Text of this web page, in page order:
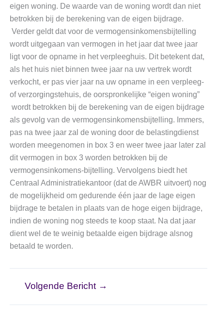
eigen woning. De waarde van de woning wordt dan niet
betrokken bij de berekening van de eigen bijdrage.
Verder geldt dat voor de vermogensinkomensbijtelling
wordt uitgegaan van vermogen in het jaar dat twee jaar
ligt voor de opname in het verpleeghuis. Dit betekent dat,
als het huis niet binnen twee jaar na uw vertrek wordt
verkocht, er pas vier jaar na uw opname in een verpleeg-
of verzorgingstehuis, de oorspronkelijke “eigen woning”
wordt betrokken bij de berekening van de eigen bijdrage
als gevolg van de vermogensinkomensbijtelling. Immers,
pas na twee jaar zal de woning door de belastingdienst
worden meegenomen in box 3 en weer twee jaar later zal
dit vermogen in box 3 worden betrokken bij de
vermogensinkomens-bijtelling. Vervolgens biedt het
Centraal Administratiekantoor (dat de AWBR uitvoert) nog
de mogelijkheid om gedurende één jaar de lage eigen
bijdrage te betalen in plaats van de hoge eigen bijdrage,
indien de woning nog steeds te koop staat. Na dat jaar
dient wel de te weinig betaalde eigen bijdrage alsnog
betaald te worden.
Volgende Bericht →